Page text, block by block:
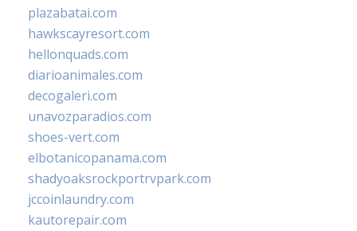
plazabatai.com
hawkscayresort.com
hellonquads.com
diarioanimales.com
decogaleri.com
unavozparadios.com
shoes-vert.com
elbotanicopanama.com
shadyoaksrockportrvpark.com
jccoinlaundry.com
kautorepair.com